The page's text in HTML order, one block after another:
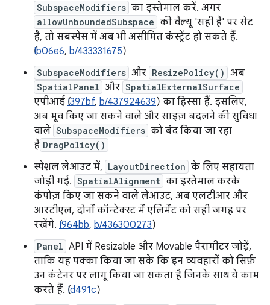
SubspaceModifiers का इस्तेमाल करें. अगर
allowUnboundedSubspace की वैल्यू 'सही है' पर सेट
है, तो सबस्पेस में अब भी असीमित कंस्ट्रेंट हो सकते हैं.
Ib06e6, b/433331675)
SubspaceModifiers और ResizePolicy() अब
SpatialPanel और SpatialExternalSurface
एपीआई ( I397bf, b/437924639) का हिस्सा हैं. इसलिए,
अब मूव किए जा सकने वाले और साइज़ बदलने की सुविधा
वाले SubspaceModifiers को बंद किया जा रहा
है DragPolicy()
स्पेशल लेआउट में, LayoutDirection के लिए सहायता
जोड़ी गई. SpatialAlignment का इस्तेमाल करके
कंपोज़ किए जा सकने वाले लेआउट, अब एलटीआर और
आरटीएल, दोनों कॉन्टेक्स्ट में एलिमेंट को सही जगह पर
रखेंगे. ( I964bb, b/436300273)
Panel API में Resizable और Movable पैरामीटर जोड़ें,
ताकि यह पक्का किया जा सके कि इन व्यवहारों को सिर्फ़
उन कंटेनर पर लागू किया जा सकता है जिनके साथ ये काम
करते हैं. ( Id491c)